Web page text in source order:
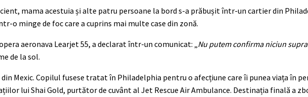
mama acestuia și alte patru persoane la bord s-a prăbușit într-un cartier din
o minge de foc care a cuprins mai multe case din zonă.
aeronava Learjet 55, a declarat într-un comunicat: „Nu putem confirma niciun
de la sol.
Mexic. Copilul fusese tratat în Philadelphia pentru o afecțiune care îi punea viața în
lui Shai Gold, purtător de cuvânt al Jet Rescue Air Ambulance. Destinația finală a